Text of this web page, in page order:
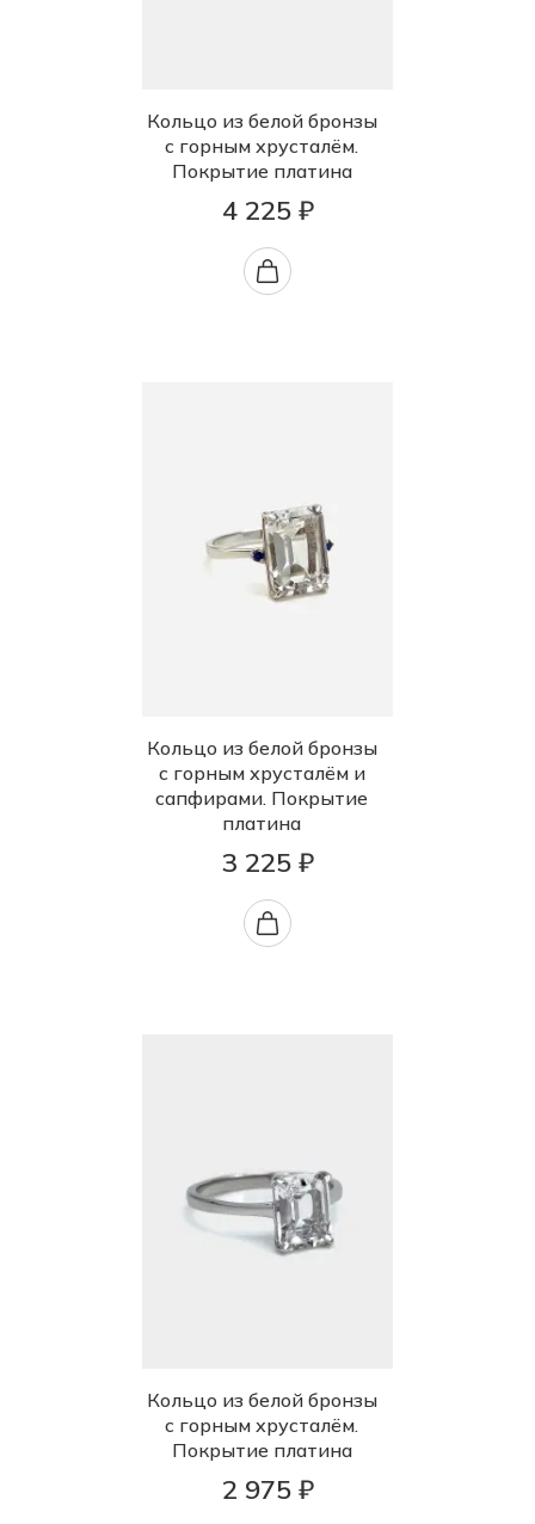
Кольцо из белой бронзы
с горным хрусталём.
Покрытие платина
4 225 ₽
Кольцо из белой бронзы
с горным хрусталём и
сапфирами. Покрытие
платина
3 225 ₽
Кольцо из белой бронзы
с горным хрусталём.
Покрытие платина
2 975 ₽